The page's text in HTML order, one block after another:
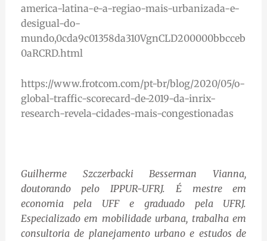
america-latina-e-a-regiao-mais-urbanizada-e-
desigual-do-
mundo,0cda9c01358da310VgnCLD200000bbcceb
0aRCRD.html
https://www.frotcom.com/pt-br/blog/2020/05/o-
global-traffic-scorecard-de-2019-da-inrix-
research-revela-cidades-mais-congestionadas
Guilherme Szczerbacki Besserman Vianna,
doutorando pelo IPPUR-UFRJ. É mestre em
economia pela UFF e graduado pela UFRJ.
Especializado em mobilidade urbana, trabalha em
consultoria de planejamento urbano e estudos de